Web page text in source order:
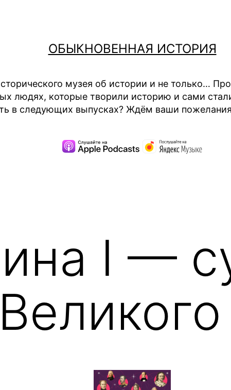
ОБЫКНОВЕННАЯ ИСТОРИЯ
музея об истории и не только…
людях, которые творили историю и сами
в следующих выпусках? Ждём ваши
I —